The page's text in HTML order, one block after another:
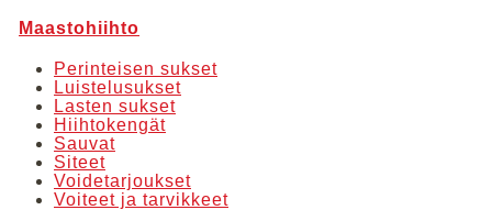
Maastohiihto
Perinteisen sukset
Luistelusukset
Lasten sukset
Hiihtokengät
Sauvat
Siteet
Voidetarjoukset
Voiteet ja tarvikkeet